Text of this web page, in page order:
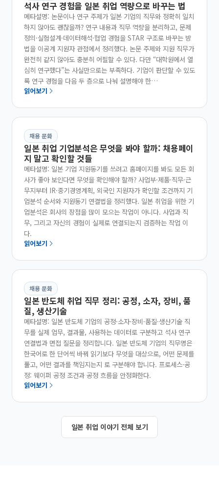
석사 연구 경험을 일본 취업 역량으로 바꾸는 법
메타설명: 논문이나 연구 주제가 일본 기업의 직무와 정확히 일치
하지 않아도 괜찮을까? 연구 내용과 직무 역량을 분리하고, 문제
정의·실험설계·데이터해석·협업 경험을 STAR 구조로 바꾸는 방
법을 이공계 지원자 관점에서 정리했다. 논문 주제와 지원 직무가
완전히 같지 않아도 충분히 어필할 수 있다. 다만 “대학원에서 열
심히 연구했다”는 사실만으로는 부족하다. 기업이 판단할 수 있도
록 연구 경험을 다음 두 층으로 나눠 설명해야 한…
읽어보기
채용 문화
일본 취업 기업분석은 무엇을 봐야 할까: 채용페이
지 말고 확인할 것들
메타설명: 일본 기업 지원동기를 쓰려고 홈페이지를 봐도 모든 회
사가 좋아 보인다면 무엇을 확인해야 할까? 사업부·제품·직무·근
무지부터 IR·중기경영계획, 외국인 지원자가 확인할 조건까지 기
업분석 순서와 지원동기 연결법을 정리했다. 일본 취업을 위한 기
업분석은 회사의 장점을 많이 모으는 작업이 아니다. 사업과 직
무, 그리고 자신의 경험이 실제로 연결되는지 검증하는 작업 이
다.
읽어보기
채용 문화
일본 반도체 취업 직무 정리: 공정, 소자, 장비, 품
질, 생산기술
메타설명: 일본 반도체 기업의 공정·소자·장비·품질·생산기술 직
무를 실제 업무, 결과물, 사용하는 데이터로 구분하고 석사 연구
연결법과 면접 질문을 정리합니다. 일본 반도체 기업의 직무명은
한국어로 한 단어씩 바꿔 읽기보다 무엇을 대상으로, 어떤 문제를
풀고, 어떤 결과를 책임지는지 로 구분해야 합니다. 프로세스·공
정: 웨이퍼 공정 조건과 공정 흐름을 안정화한다.
읽어보기
일본 취업 이야기 전체 보기